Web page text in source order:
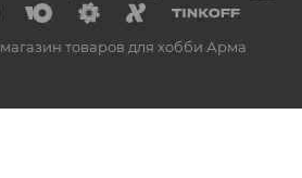
товаров для хобби Арма